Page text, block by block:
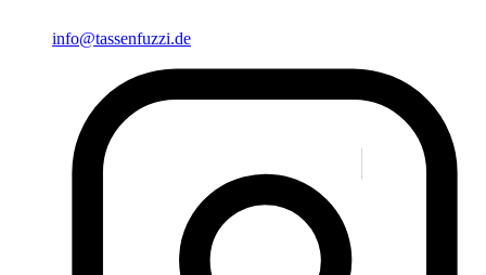
info@tassenfuzzi.de